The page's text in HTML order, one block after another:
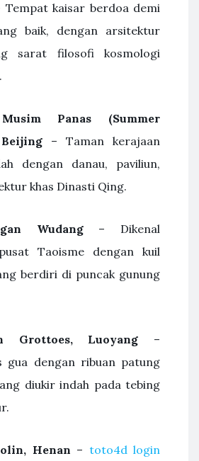
Tempat kaisar berdoa demi
baik, dengan arsitektur
sarat filosofi kosmologi
Panas (Summer
– Taman kerajaan
dengan danau, paviliun,
khas Dinasti Qing.
Wudang– Dikenal
Taoisme dengan kuil
berdiri di puncak gunung
Grottoes, Luoyang –
gua dengan ribuan patung
diukir indah pada tebing
Henan – toto4d login